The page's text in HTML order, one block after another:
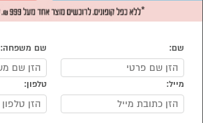
שם: שם משפחה:
מייל: טלפון: